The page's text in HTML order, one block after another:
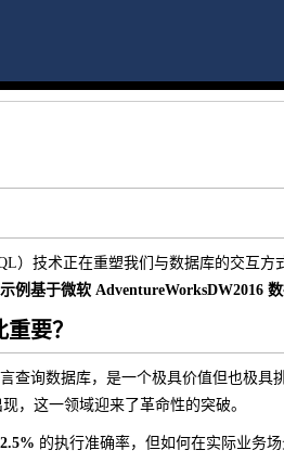
）技术正在重塑我们与数据库的交互
例基于微软 AdventureWorksDW2016
要？
查询数据库，是一个极具价值但也极具
，这一领域迎来了革命性的突破。
的执行准确率，但如何在实际业务